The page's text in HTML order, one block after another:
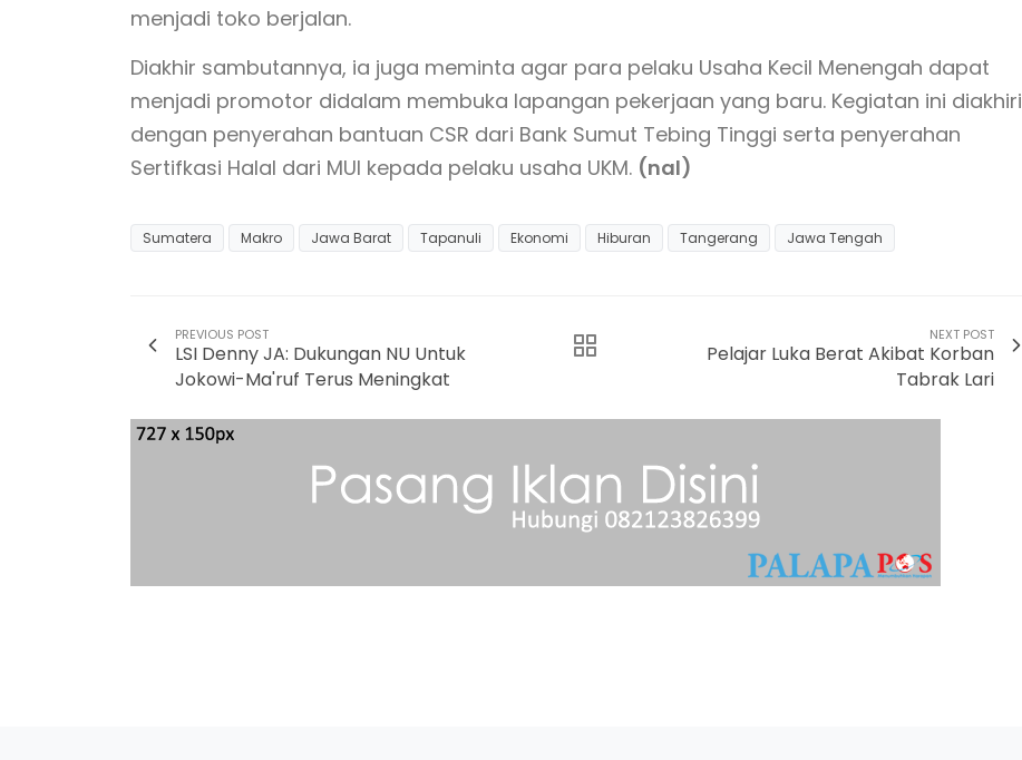
menjadi toko berjalan.
Diakhir sambutannya, ia juga meminta agar para pelaku Usaha Kecil Menengah dapat
menjadi promotor didalam membuka lapangan pekerjaan yang baru. Kegiatan ini diakhiri
dengan penyerahan bantuan CSR dari Bank Sumut Tebing Tinggi serta penyerahan
Sertifkasi Halal dari MUI kepada pelaku usaha UKM. (nal)
Sumatera Makro Jawa Barat Tapanuli Ekonomi Hiburan Tangerang Jawa Tengah
PREVIOUS POST
LSI Denny JA: Dukungan NU Untuk
Jokowi-Ma'ruf Terus Meningkat
NEXT POST
Pelajar Luka Berat Akibat Korban
Tabrak Lari